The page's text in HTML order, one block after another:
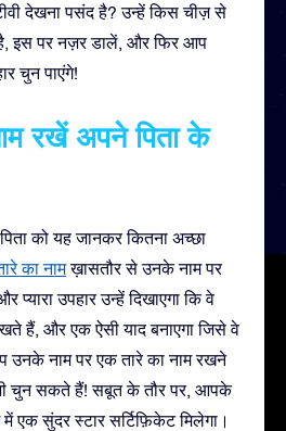
देखना पसंद है? उन्हें किस चीज़ से
इस पर नज़र डालें, और फिर आप
चुन पाएंगे!
रखेंअपने पिता के
को यह जानकर कितना अच्छा
का नामख़ासतौर से उनके नाम पर
उपहार उन्हें दिखाएगा कि वे
हैं, और एक ऐसी याद बनाएगा जिसे वे
नाम पर एक तारे का नाम रखने
चुन सकते हैं! सबूत के तौर पर, आपके
एक सुंदर स्टार सर्टिफ़िकेट मिलेगा।